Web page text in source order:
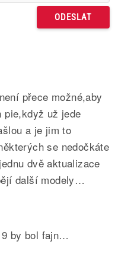
přece možné,aby
už jede
a je jim to
se nedočkáte
dvě aktualizace
další modely…
by bol fajn…